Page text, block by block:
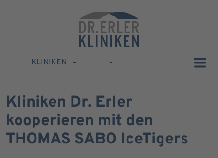
KLINIKEN
Kliniken Dr. Erler
kooperieren mit den
THOMAS SABO IceTigers